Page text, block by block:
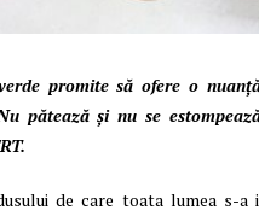
promite să ofere o
pătează și nu se
de care toata lumea s-a